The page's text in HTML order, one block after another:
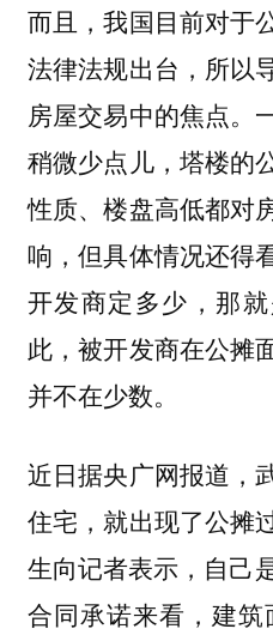
而且，我国目前对于
法律法规出台，所以
房屋交易中的焦点。
稍微少点儿，塔楼的
性质、楼盘高低都对
响，但具体情况还得
开发商定多少，那
此，被开发商在公摊
并不在少数。
近日据央广网报道，
住宅，就出现了公摊
生向记者表示，自己
合同承诺来看，建